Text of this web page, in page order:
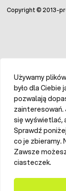
Copyright © 2013-
Używamy
było dla Ciebie
pozwalają
zainteresowań.
się wyświetlać,
Sprawdź
co je zbieramy.
Zawsze
ciasteczek.